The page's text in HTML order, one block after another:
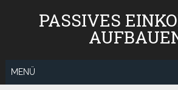
PASSIVES
MENÜ